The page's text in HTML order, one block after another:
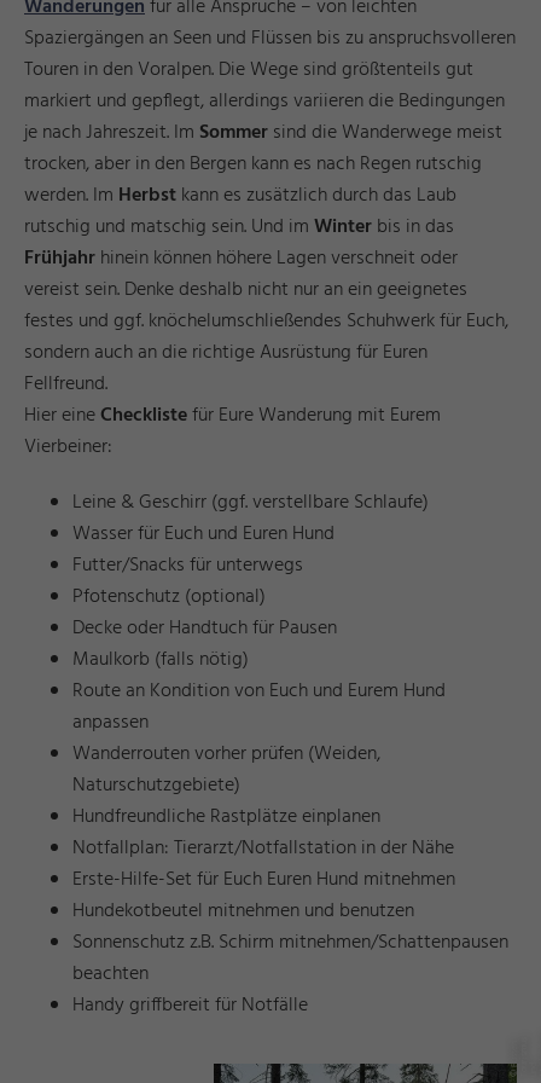
Wanderungenfür alle Ansprüche – von leichten
Spaziergängen an Seen und Flüssen bis zu anspruchsvolleren
Touren in den Voralpen. Die Wege sind größtenteils gut
markiert und gepflegt, allerdings variieren die Bedingungen
je nach Jahreszeit. Im Sommersind die Wanderwege meist
trocken, aber in den Bergen kann es nach Regen rutschig
werden. Im Herbstkann es zusätzlich durch das Laub
rutschig und matschig sein. Und imWinterbis in das
Frühjahrhinein können höhere Lagen verschneit oder
vereist sein. Denke deshalb nicht nur an ein geeignetes
festes und ggf. knöchelumschließendes Schuhwerk für Euch,
sondern auch an die richtige Ausrüstung für Euren
Fellfreund.
Hier eineChecklistefür Eure Wanderung mit Eurem
Vierbeiner:
Leine & Geschirr (ggf. verstellbare Schlaufe)
Wasser für Euch und Euren Hund
Futter/Snacks für unterwegs
Pfotenschutz (optional)
Decke oder Handtuch für Pausen
Maulkorb (falls nötig)
Route an Kondition von Euch und Eurem Hund
anpassen
Wanderrouten vorher prüfen (Weiden,
Naturschutzgebiete)
Hundfreundliche Rastplätze einplanen
Notfallplan: Tierarzt/Notfallstation in der Nähe
Erste-Hilfe-Set für Euch Euren Hund mitnehmen
Hundekotbeutel mitnehmen und benutzen
Sonnenschutz z.B. Schirm mitnehmen/Schattenpausen
beachten
Handy griffbereit für Notfälle
©
s
n
T
o
s
u
u
n
M
e
n
-
di
n
e
A
n